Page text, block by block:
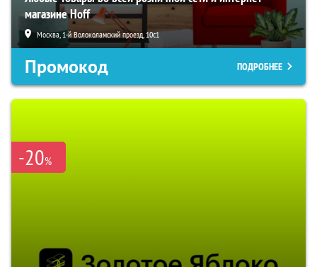
магазине Hoff
Москва, 1-й Волоколамский проезд, 10с1
Промокод ПОДРОБНЕЕ
-20%